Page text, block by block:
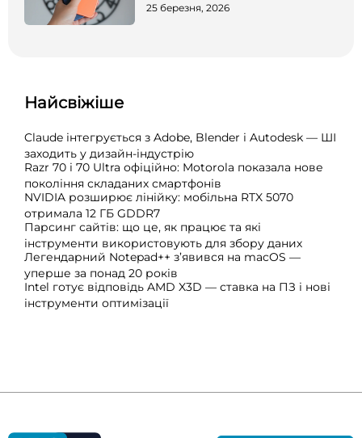
25 березня, 2026
Найсвіжіше
Claude інтегрується з Adobe, Blender і Autodesk — ШІ
заходить у дизайн-індустрію
Razr 70 і 70 Ultra офіційно: Motorola показала нове
покоління складаних смартфонів
NVIDIA розширює лінійку: мобільна RTX 5070
отримала 12 ГБ GDDR7
Парсинг сайтів: що це, як працює та які
інструменти використовують для збору даних
Легендарний Notepad++ з’явився на macOS —
уперше за понад 20 років
Intel готує відповідь AMD X3D — ставка на ПЗ і нові
інструменти оптимізації